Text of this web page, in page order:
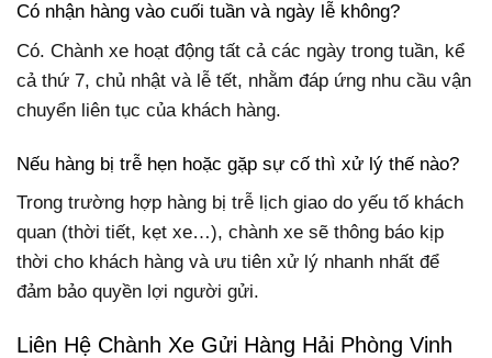
Có nhận hàng vào cuối tuần và ngày lễ không?
Có. Chành xe hoạt động tất cả các ngày trong tuần, kể
cả thứ 7, chủ nhật và lễ tết, nhằm đáp ứng nhu cầu vận
chuyển liên tục của khách hàng.
Nếu hàng bị trễ hẹn hoặc gặp sự cố thì xử lý thế nào?
Trong trường hợp hàng bị trễ lịch giao do yếu tố khách
quan (thời tiết, kẹt xe…), chành xe sẽ thông báo kịp
thời cho khách hàng và ưu tiên xử lý nhanh nhất để
đảm bảo quyền lợi người gửi.
Liên Hệ Chành Xe Gửi Hàng Hải Phòng Vinh